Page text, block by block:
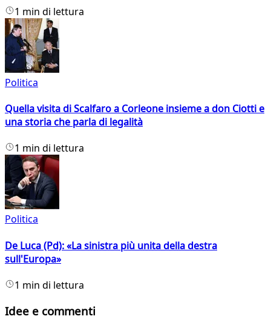
1 min di lettura
Politica
Quella visita di Scalfaro a Corleone insieme a don Ciotti e
una storia che parla di legalità
1 min di lettura
Politica
De Luca (Pd): «La sinistra più unita della destra
sull'Europa»
1 min di lettura
Idee e commenti